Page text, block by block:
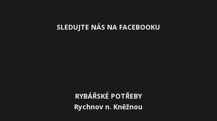
SLEDUJTE NÁS NA FACEBOOKU
RYBÁŘSKÉ POTŘEBY
Rychnov n. Kněžnou